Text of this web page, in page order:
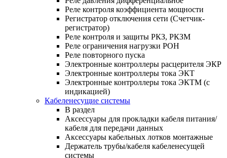
Реле контроля коэффициента мощности
Регистратор отключения сети (Счетчик-
регистратор)
Реле контроля и защиты РКЗ, РКЗМ
Реле ограничения нагрузки РОН
Реле повторного пуска
Электронные контроллеры расцерителя ЭКР
Электронные контроллеры тока ЭКТ
Электронные контроллеры тока ЭКТМ (с
индикацией)
Кабеленесущие системы
В раздел
Аксессуары для прокладки кабеля питания/
кабеля для передачи данных
Аксессуары кабельных лотков монтажные
Держатель трубы/кабеля кабеленесущей
системы